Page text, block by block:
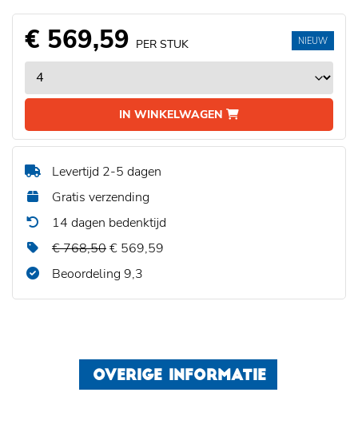
€ 569,59 PER STUK
IN WINKELWAGEN
NIEUW
Levertijd 2-5 dagen
Gratis verzending
14 dagen bedenktijd
€ 768,50€ 569,59
Beoordeling 9,3
OVERIGE INFORMATIE